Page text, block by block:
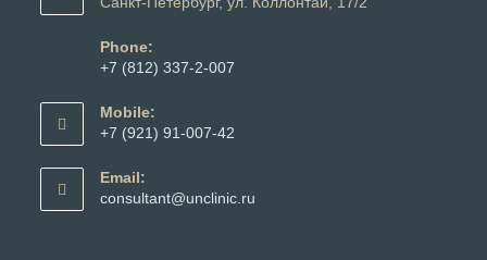
Phone:
+7 (812) 337-2-007
в
вашем
Mobile:
+7 (921) 91-007-42
в
вашем
Email:
consultant@unclinic.ru